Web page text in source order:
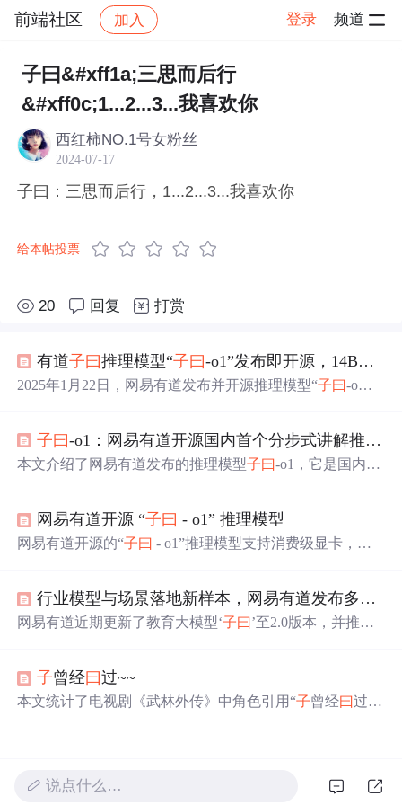
前端社区 加入 登录 频道
社区 前端社区 感慨 帖子详情
子曰&#xff1a;三思而后行
&#xff0c;1...2...3...我喜欢你
西红柿NO.1号女粉丝
2024-07-17
子曰：三思而后行，1...2...3...我喜欢你
给本帖投票
20 回复 打赏
有道子曰推理模型“子曰-o1”发布即开源，14B小参数复现OpenAI o1强推理效果
2025年1月22日，网易有道发布并开源推理模型“子曰-o
错能力，其开源特性对开发者和企业有诸多价值，还通过
优化训练数据提升K12数学解答能力。
子曰-o1：网易有道开源国内首个分步式讲解推理模型，支持K12数学教学
本文介绍了网易有道发布的推理模型子曰-o1，它是国内首
“有道小P”，支持启发式学习，还给出了运行示例和相关资
源。
网易有道开源 “子曰 - o1” 推理模型
网易有道开源的“子曰 - o1”推理模型支持消费级显卡，通
支持，还说明了模型下载、编写推理代码及运行代码的步
骤。
行业模型与场景落地新样本，网易有道发布多款“
网易有道近期更新了教育大模型‘子曰’至2.0版本，并推出
的深化和AI在教育领域的广泛应用。
子曾经曰过~~
本文统计了电视剧《武林外传》中角色引用“子曾经曰过”
说点什么…